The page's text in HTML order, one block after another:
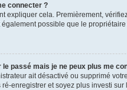
connecter ?
expliquer cela. Premièrement,
également possible que le
passé mais je ne peux plus me
ait désactivé ou supprimé
enregistrer et soyez plus investi sur